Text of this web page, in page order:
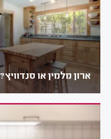
ארון מלמין או סנדוויץ?